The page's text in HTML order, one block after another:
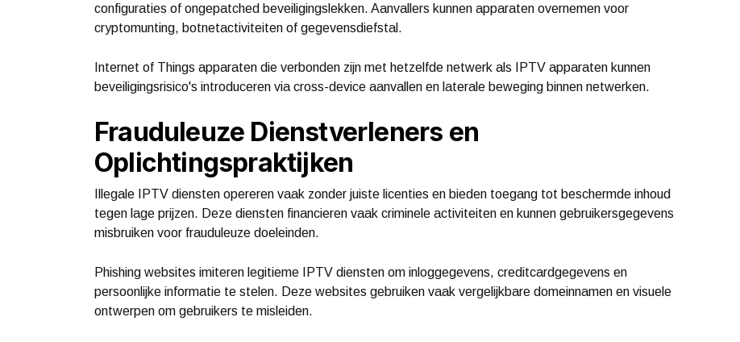
configuraties of ongepatched beveiligingslekken. Aanvallers kunnen apparaten overnemen voor
cryptomunting, botnetactiviteiten of gegevensdiefstal.
Internet of Things apparaten die verbonden zijn met hetzelfde netwerk als IPTV apparaten kunnen
beveiligingsrisico's introduceren via cross-device aanvallen en laterale beweging binnen netwerken.
Frauduleuze Dienstverleners en
Oplichtingspraktijken
Illegale IPTV diensten opereren vaak zonder juiste licenties en bieden toegang tot beschermde inhoud
tegen lage prijzen. Deze diensten financieren vaak criminele activiteiten en kunnen gebruikersgegevens
misbruiken voor frauduleuze doeleinden.
Phishing websites imiteren legitieme IPTV diensten om inloggegevens, creditcardgegevens en
persoonlijke informatie te stelen. Deze websites gebruiken vaak vergelijkbare domeinnamen en visuele
ontwerpen om gebruikers te misleiden.